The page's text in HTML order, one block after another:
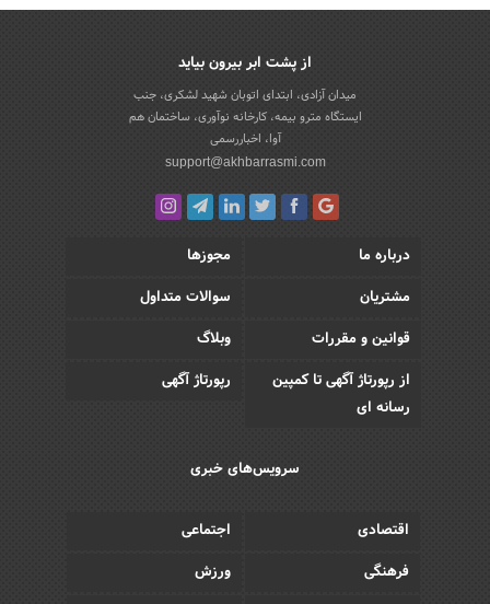
از پشت ابر بیرون بیاید
میدان آزادی، ابتدای اتوبان شهید لشکری، جنب
ایستگاه مترو بیمه، کارخانه نوآوری، ساختمان هم
آوا، اخباررسمی
support@akhbarrasmi.com
درباره ما
مجوزها
مشتریان
سوالات متداول
قوانین و مقررات
وبلاگ
از رپورتاژ آگهی تا کمپین
رسانه ای
رپورتاژ آگهی
سرویس‌های خبری
اقتصادی
اجتماعی
فرهنگی
ورزش